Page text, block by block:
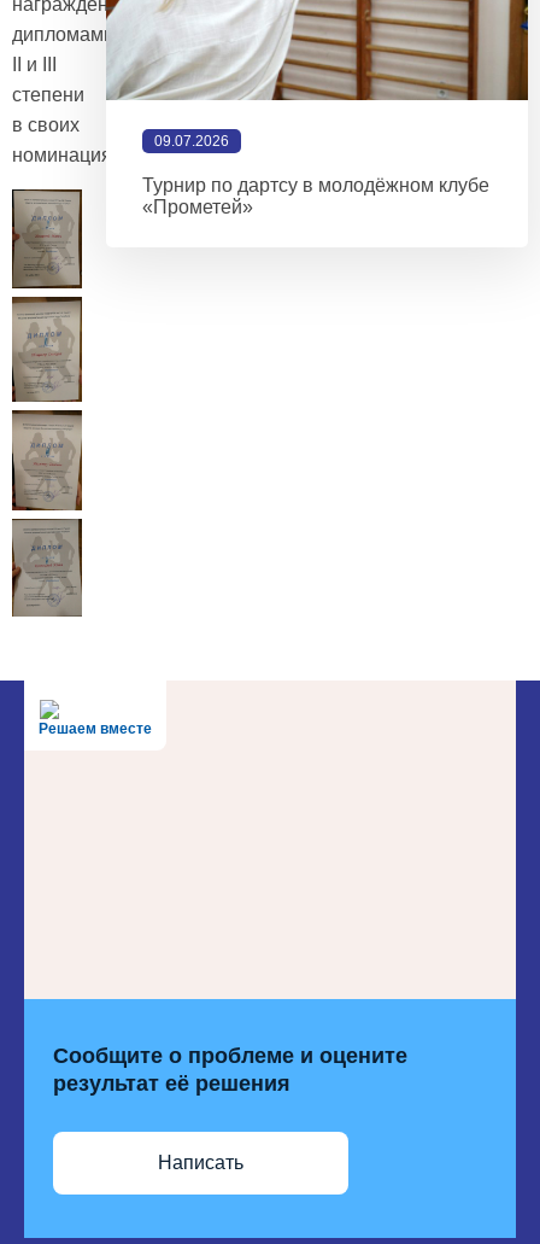
награждены
дипломами
II и III
степени
в своих
номинациях.
09.07.2026
Турнир по дартсу в молодёжном клубе
«Прометей»
Решаем вместе
Сообщите о проблеме и оцените
результат её решения
Написать